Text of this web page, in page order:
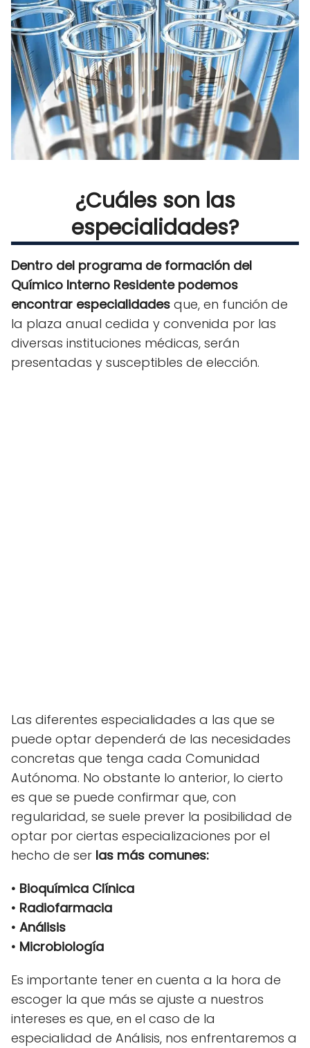
¿Cuáles son las
especialidades?
Dentro del programa de formación del
Químico Interno Residente podemos
encontrar especialidades que, en función de
la plaza anual cedida y convenida por las
diversas instituciones médicas, serán
presentadas y susceptibles de elección.
Las diferentes especialidades a las que se
puede optar dependerá de las necesidades
concretas que tenga cada Comunidad
Autónoma. No obstante lo anterior, lo cierto
es que se puede confirmar que, con
regularidad, se suele prever la posibilidad de
optar por ciertas especializaciones por el
hecho de ser las más comunes:
• Bioquímica Clínica
• Radiofarmacia
• Análisis
• Microbiología
Es importante tener en cuenta a la hora de
escoger la que más se ajuste a nuestros
intereses es que, en el caso de la
especialidad de Análisis, nos enfrentaremos a